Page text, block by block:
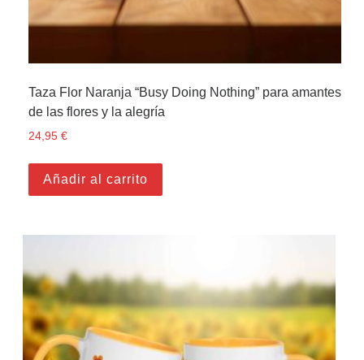
Taza Flor Naranja “Busy Doing Nothing” para amantes
de las flores y la alegría
24,95€
Añadir al carrito